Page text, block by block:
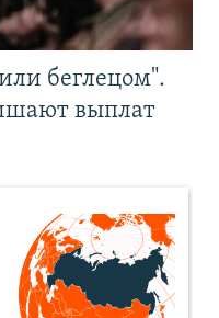
беглецом".
выплат